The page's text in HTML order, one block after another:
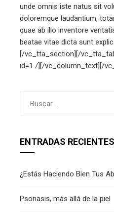
unde omnis iste natus sit
doloremque laudantium,
quae ab illo inventore
beatae vitae dicta sunt
[/vc_tta_section][/
id=1 /][/vc_column_text][/
ENTRADAS RECIENTES
¿Estás Haciendo Bien Tus
Psoriasis, más allá de la piel